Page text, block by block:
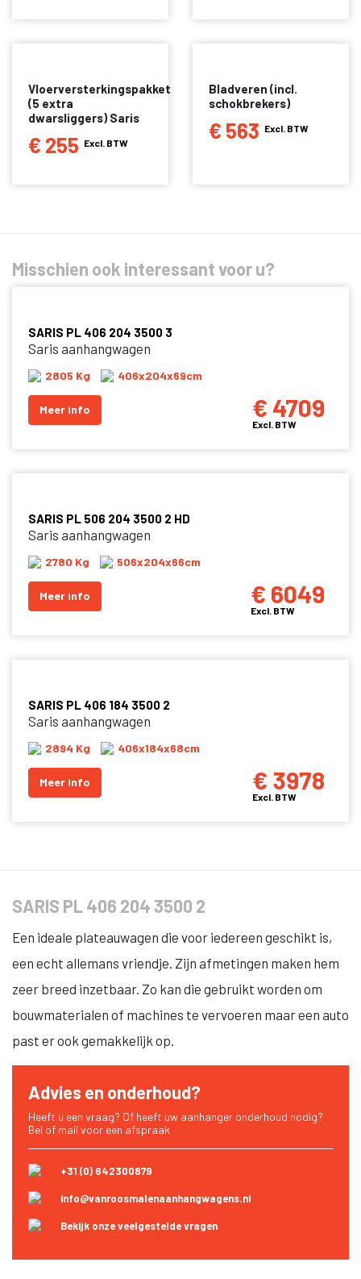
Vloerversterkingspakket
(5 extra
dwarsliggers) Saris
€ 255 Excl. BTW
Bladveren (incl.
schokbrekers)
€ 563 Excl. BTW
Misschien ook interessant voor u?
SARIS PL 406 204 3500 3
Saris aanhangwagen
2805 Kg 406x204x69cm
€ 4709
Excl. BTW
Meer info
SARIS PL 506 204 3500 2 HD
Saris aanhangwagen
2780 Kg 506x204x66cm
€ 6049
Excl. BTW
Meer info
SARIS PL 406 184 3500 2
Saris aanhangwagen
2894 Kg 406x184x68cm
€ 3978
Excl. BTW
Meer info
SARIS PL 406 204 3500 2
Een ideale plateauwagen die voor iedereen geschikt is,
een echt allemans vriendje. Zijn afmetingen maken hem
zeer breed inzetbaar. Zo kan die gebruikt worden om
bouwmaterialen of machines te vervoeren maar een auto
past er ook gemakkelijk op.
Advies en onderhoud?
Heeft u een vraag? Of heeft uw aanhanger onderhoud nodig?
Bel of mail voor een afspraak
+31 (0) 642300879
info@vanroosmalenaanhangwagens.nl
Bekijk onze veelgestelde vragen